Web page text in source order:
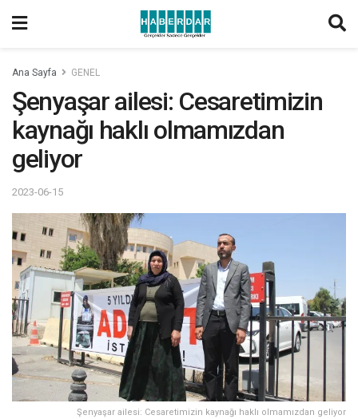
Ana Sayfa GENEL
Şenyaşar ailesi: Cesaretimizin
kaynağı haklı olmamızdan
geliyor
2023-06-15
Şenyaşar ailesi: Cesaretimizin kaynağı haklı olmamızdan geliyor